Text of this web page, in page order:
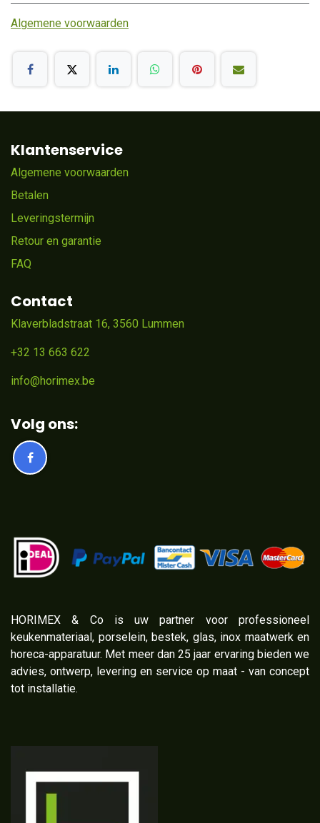
Algemene voorwaarden
Klantenservice
Algemene voorwaarden
Betalen
Leveringstermijn
Retour en garantie
FAQ
Contact
Klaverbladstraat 16, 3560 Lummen
+32 13 663 622
info@horimex.be
Volg ons:
​HORIMEX & Co is uw partner voor professioneel
keukenmateriaal, porselein, bestek, glas, inox maatwerk en
horeca-apparatuur. Met meer dan 25 jaar ervaring bieden we
advies, ontwerp, levering en service op maat - van concept
tot installatie.